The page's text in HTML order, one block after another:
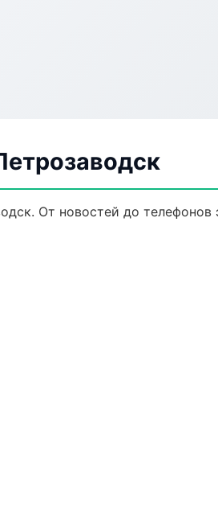
От новостей до телефонов